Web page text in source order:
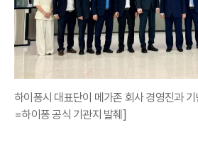
하이퐁시 대표단이 메가존 회사 경영진과
=하이퐁 공식 기관지 발췌]